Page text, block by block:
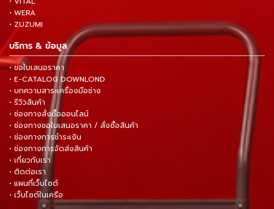
• WERA
• ZUZUMI
บริการ & ข้อมูล
• ขอใบเสนอราคา
• E-CATALOG DOWNLOND
• บทความสาระเครื่องมือช่าง
• รีวิวสินค้า
• ช่องทางสั่งซื้อออนไลน์
• ช่องทางขอใบเสนอราคา / สั่งซื้อสินค้า
• ช่องทางการชำระเงิน
• ช่องทางการจัดส่งสินค้า
• เกี่ยวกับเรา
• ติดต่อเรา
• แผนที่เว็บไซต์
• เว็บไซต์ในเครือ